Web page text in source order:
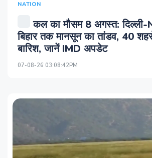
NATION
कल का मौसम 8 अगस्‍त: दिल्ली-
बिहार तक मानसून का तांडव, 40
बारिश, जानें IMD अपडेट
07-08-26 03:08:42PM